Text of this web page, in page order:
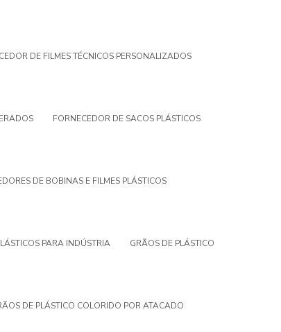
DE FILMES TÉCNICOS PERSONALIZADOS
FORNECEDOR DE SACOS PLÁSTICOS
DE BOBINAS E FILMES PLÁSTICOS
PARA INDÚSTRIA GRÃOS DE PLÁSTICO
DE PLÁSTICO COLORIDO POR ATACADO